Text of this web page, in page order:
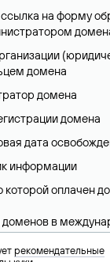
на форму
домена
домена
домена
дата
информации
которой оплачен
в
представлены в
рекомендательные